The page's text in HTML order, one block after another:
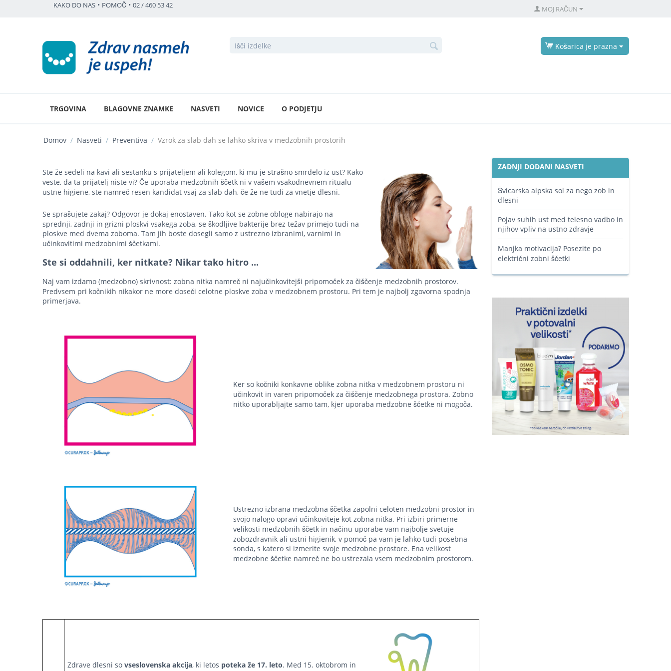
KAKO DO NAS • POMOČ • 02 / 460 53 42 MOJ RAČUN
Košarica je prazna
TRGOVINA BLAGOVNE ZNAMKE NASVETI NOVICE O PODJETJU
Domov / Nasveti / Preventiva / Vzrok za slab dah se lahko skriva v medzobnih prostorih
Ste že sedeli na kavi ali sestanku s prijateljem ali kolegom, ki mu je strašno smrdelo iz ust? Kako
veste, da ta prijatelj niste vi? Če uporaba medzobnih ščetk ni v vašem vsakodnevnem ritualu
ustne higiene, ste namreč resen kandidat vsaj za slab dah, če že ne tudi za vnetje dlesni.
Se sprašujete zakaj? Odgovor je dokaj enostaven. Tako kot se zobne obloge nabirajo na
sprednji, zadnji in grizni ploskvi vsakega zoba, se škodljive bakterije brez težav primejo tudi na
ploskve med dvema zoboma. Tam jih boste dosegli samo z ustrezno izbranimi, varnimi in
učinkovitimi medzobnimi ščetkami.
Ste si oddahnili, ker nitkate? Nikar tako hitro ...
Naj vam izdamo (medzobno) skrivnost: zobna nitka namreč ni najučinkovitejši pripomoček za čiščenje medzobnih prostorov.
Predvsem pri kočnikih nikakor ne more doseči celotne ploskve zoba v medzobnem prostoru. Pri tem je najbolj zgovorna spodnja
primerjava.
Ker so kočniki konkavne oblike zobna nitka v medzobnem prostoru ni
učinkovit in varen pripomoček za čiščenje medzobnega prostora. Zobno
nitko uporabljajte samo tam, kjer uporaba medzobne ščetke ni mogoča.
Ustrezno izbrana medzobna ščetka zapolni celoten medzobni prostor in
svojo nalogo opravi učinkoviteje kot zobna nitka. Pri izbiri primerne
velikosti medzobnih ščetk in načinu uporabe vam najbolje svetuje
zobozdravnik ali ustni higienik, v pomoč pa vam je lahko tudi posebna
sonda, s katero si izmerite svoje medzobne prostore. Ena velikost
medzobne ščetke namreč ne bo ustrezala vsem medzobnim prostorom.
Zdrave dlesni so vseslovenska akcija, ki letos poteka že 17. leto. Med 15. oktobrom in
ZADNJI DODANI NASVETI
Švicarska alpska sol za nego zob in
dlesni
Pojav suhih ust med telesno vadbo in
njihov vpliv na ustno zdravje
Manjka motivacija? Posezite po
električni zobni ščetki